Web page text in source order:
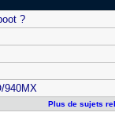
?
940MX
Plus de sujets